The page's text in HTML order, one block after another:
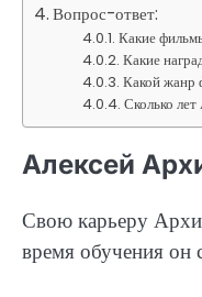
Вопрос-ответ:
Какие
Какие
Какой жанр
Сколько
Алексей
Свою карьеру
время обучения он